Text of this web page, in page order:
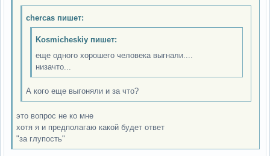
chercas пишет:
Kosmicheskiy пишет:
еще одного хорошего человека выгнали....
низачто...
А кого еще выгоняли и за что?
это вопрос не ко мне
хотя я и предполагаю какой будет ответ
"за глупость"